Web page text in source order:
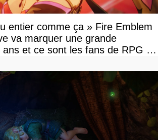
entier comme ça » Fire Emblem
va marquer une grande
et ce sont les fans de RPG en